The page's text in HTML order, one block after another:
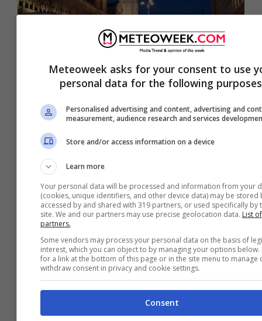
Meteo Ferrara oggi giovedì 13
agosto: sereno
Meteoweek asks for your consent to use
personal data for the following
Personalised advertising and content, advertising and
measurement, audience research and services
Store and/or access information on a device
Learn more
Your personal data will be processed and information from your
(cookies, unique identifiers, and other device data) may be stored
accessed by and shared with 319 partners, or used specifically by
site. We and our partners may use precise geolocation data. List of
partners.
Some vendors may process your personal data on the basis of
interest, which you can object to by managing your options below.
for a link at the bottom of this page or in the site menu to manage
withdraw consent in privacy and cookie settings.
Consent